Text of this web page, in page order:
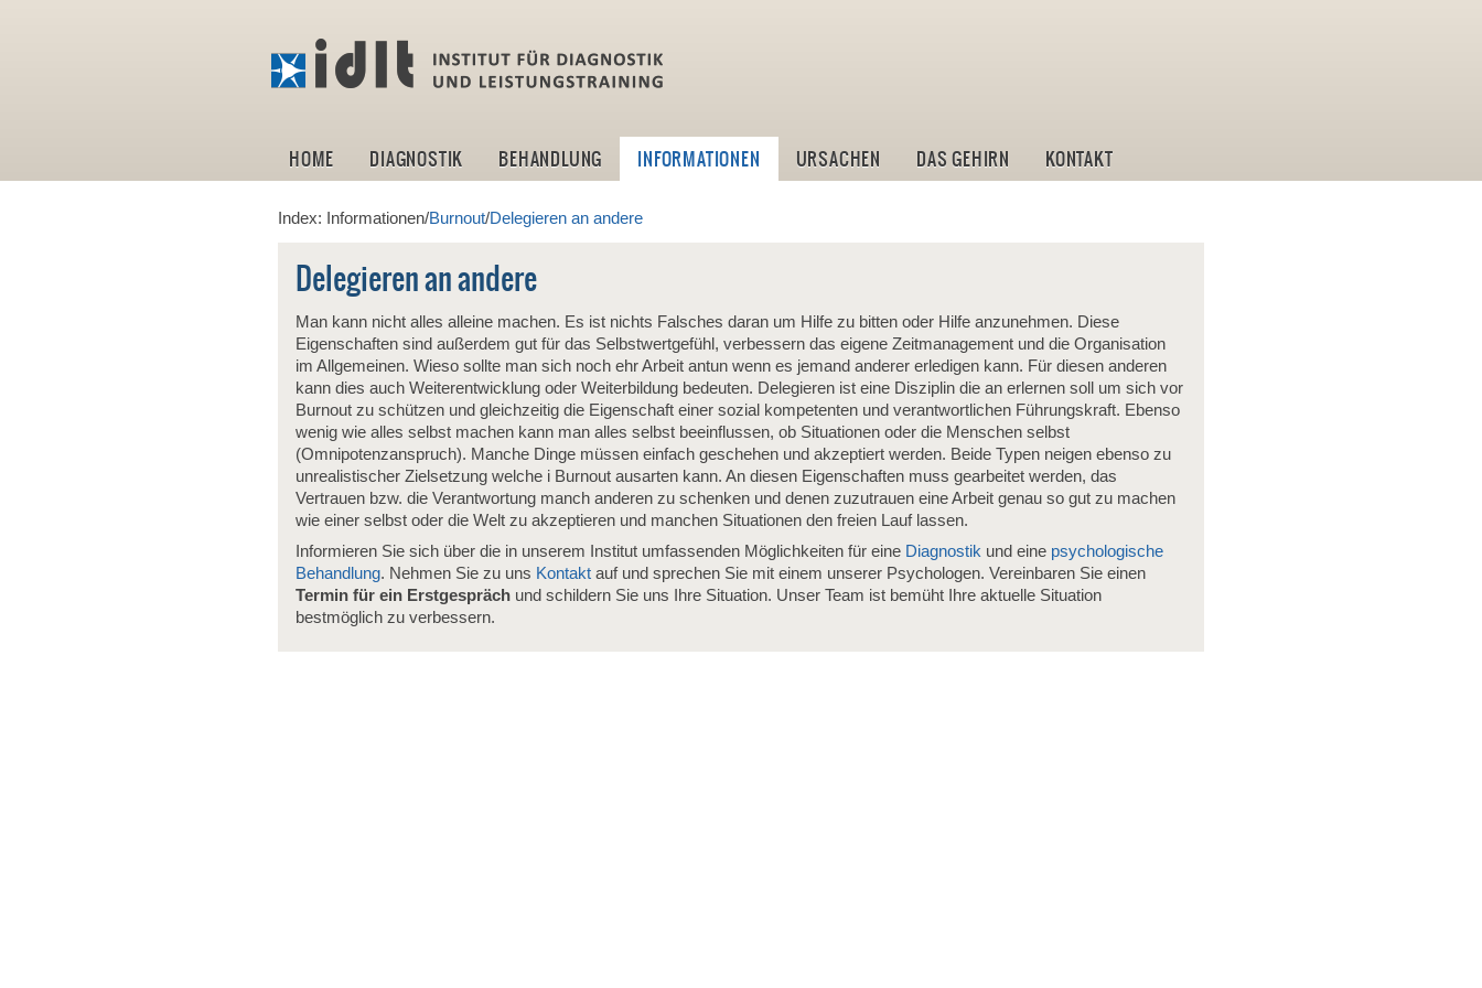
HOME DIAGNOSTIK BEHANDLUNG INFORMATIONEN URSACHEN DAS GEHIRN KONTAKT
Index: Informationen/Burnout/Delegieren an andere
Delegieren an andere
Man kann nicht alles alleine machen. Es ist nichts Falsches daran um Hilfe zu bitten oder Hilfe anzunehmen. Diese
Eigenschaften sind außerdem gut für das Selbstwertgefühl, verbessern das eigene Zeitmanagement und die Organisation
im Allgemeinen. Wieso sollte man sich noch ehr Arbeit antun wenn es jemand anderer erledigen kann. Für diesen anderen
kann dies auch Weiterentwicklung oder Weiterbildung bedeuten. Delegieren ist eine Disziplin die an erlernen soll um sich vor
Burnout zu schützen und gleichzeitig die Eigenschaft einer sozial kompetenten und verantwortlichen Führungskraft. Ebenso
wenig wie alles selbst machen kann man alles selbst beeinflussen, ob Situationen oder die Menschen selbst
(Omnipotenzanspruch). Manche Dinge müssen einfach geschehen und akzeptiert werden. Beide Typen neigen ebenso zu
unrealistischer Zielsetzung welche i Burnout ausarten kann. An diesen Eigenschaften muss gearbeitet werden, das
Vertrauen bzw. die Verantwortung manch anderen zu schenken und denen zuzutrauen eine Arbeit genau so gut zu machen
wie einer selbst oder die Welt zu akzeptieren und manchen Situationen den freien Lauf lassen.
Informieren Sie sich über die in unserem Institut umfassenden Möglichkeiten für eine Diagnostik und eine psychologische
Behandlung. Nehmen Sie zu uns Kontaktauf und sprechen Sie mit einem unserer Psychologen. Vereinbaren Sie einen
Termin für ein Erstgesprächund schildern Sie uns Ihre Situation. Unser Team ist bemüht Ihre aktuelle Situation
bestmöglich zu verbessern.